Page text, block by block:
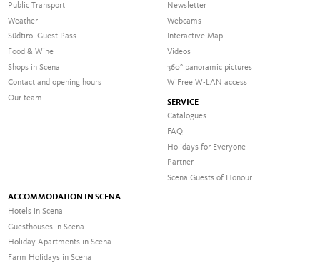
Public Transport
Weather
Südtirol Guest Pass
Food & Wine
Shops in Scena
Contact and opening hours
Our team
Newsletter
Webcams
Interactive Map
Videos
360° panoramic pictures
WiFree W-LAN access
SERVICE
Catalogues
FAQ
Holidays for Everyone
Partner
Scena Guests of Honour
ACCOMMODATION IN SCENA
Hotels in Scena
Guesthouses in Scena
Holiday Apartments in Scena
Farm Holidays in Scena